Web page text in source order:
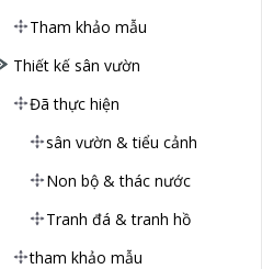
Tham khảo mẫu
Thiết kế sân vườn
Đã thực hiện
sân vườn & tiểu cảnh
Non bộ & thác nước
Tranh đá & tranh hồ
tham khảo mẫu